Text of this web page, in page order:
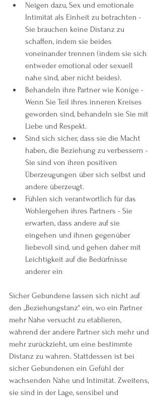
Neigen dazu, Sex und emotionale
Intimität als Einheit zu betrachten -
Sie brauchen keine Distanz zu
schaffen, indem sie beides
voneinander trennen (indem sie sich
entweder emotional oder sexuell
nahe sind, aber nicht beides).
Behandeln ihre Partner wie Könige -
Wenn Sie Teil ihres inneren Kreises
geworden sind, behandeln sie Sie mit
Liebe und Respekt.
Sind sich sicher, dass sie die Macht
haben, die Beziehung zu verbessern -
Sie sind von ihren positiven
Überzeugungen über sich selbst und
andere überzeugt.
Fühlen sich verantwortlich für das
Wohlergehen ihres Partners - Sie
erwarten, dass andere auf sie
eingehen und ihnen gegenüber
liebevoll sind, und gehen daher mit
Leichtigkeit auf die Bedürfnisse
anderer ein
Sicher Gebundene lassen sich nicht auf
den „Beziehungstanz“ ein, wo ein Partner
mehr Nähe versucht zu etablieren,
während der andere Partner sich mehr und
mehr zurückzieht, um eine bestimmte
Distanz zu wahren. Stattdessen ist bei
sicher Gebundenen ein Gefühl der
wachsenden Nähe und Intimität. Zweitens,
sie sind in der Lage, sensibel und